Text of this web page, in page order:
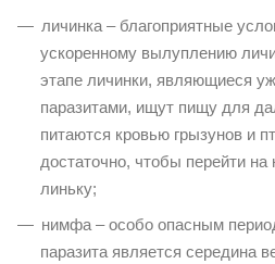
личинка – благоприятные
ускоренному вылуплению
этапе личинки, являющиеся
паразитами, ищут пищу для
питаются кровью грызунов и
достаточно, чтобы перейти
линьку;
нимфа – особо опасным
паразита является середина